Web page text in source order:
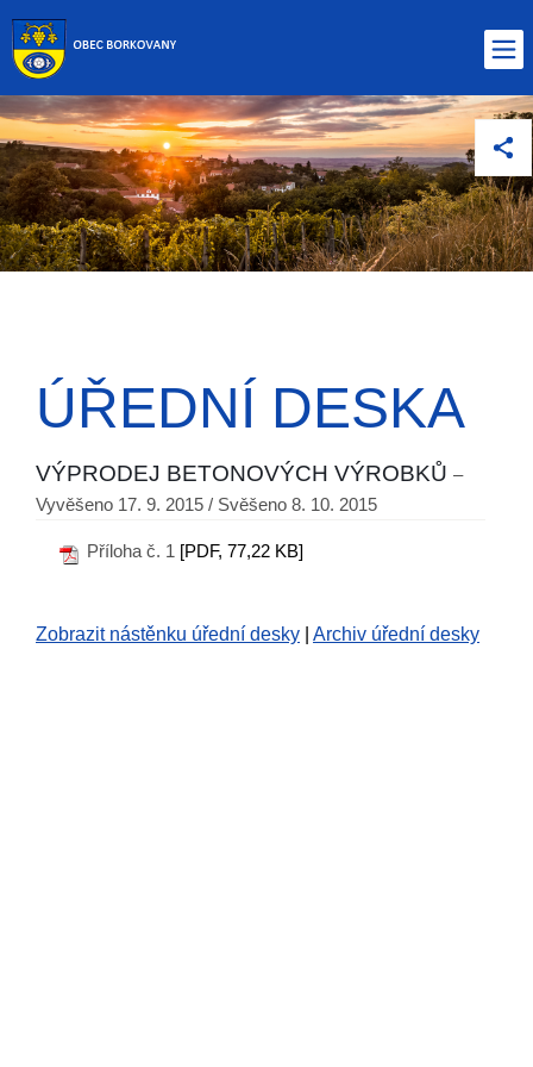
ÚŘEDNÍ DESKA
VÝPRODEJ BETONOVÝCH VÝROBKŮ –
Vyvěšeno 17. 9. 2015 / Svěšeno 8. 10. 2015
Příloha č. 1 [PDF, 77,22 KB]
Zobrazit nástěnku úřední desky Archiv úřední desky